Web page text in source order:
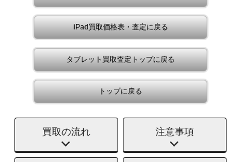
iPad買取価格表・査定に戻る
タブレット買取査定トップに戻る
トップに戻る
買取の流れ 注意事項